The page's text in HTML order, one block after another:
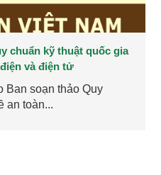
chuẩn kỹ thuật quốc gia
và điện tử
Ban soạn thảo Quy
an toàn...